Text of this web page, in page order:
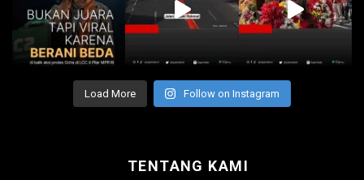
Load More Follow on Instagram
TENTANG KAMI